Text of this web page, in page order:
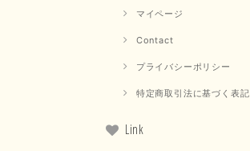
マイページ
Contact
プライバシーポリシー
特定商取引法に基づく表記
Link